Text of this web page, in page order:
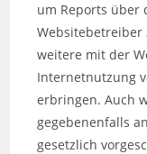
um Reports über
weitere mit der
Internetnutzung
erbringen. Auch
gegebenenfalls
gesetzlich